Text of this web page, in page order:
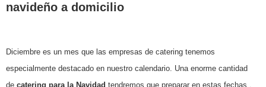
navideño a domicilio
Diciembre es un mes que las empresas de catering tenemos
especialmente destacado en nuestro calendario. Una enorme cantidad
de catering para la Navidad tendremos que preparar en estas fechas .